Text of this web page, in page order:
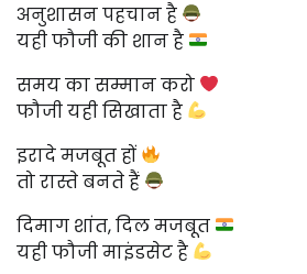
अनुशासन पहचान है
यही फौजी की शान है
समय का सम्मान करो
फौजी यही सिखाता है
इरादे मजबूत हों
तो रास्ते बनते हैं
दिमाग शांत, दिल मजबूत
यही फौजी माइंडसेट है